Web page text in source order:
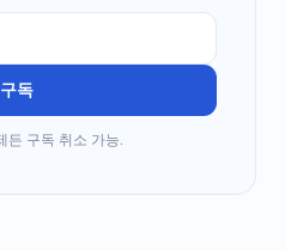
구독
든 구독 취소 가능.